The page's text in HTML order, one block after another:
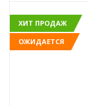
ХИТ ПРОДАЖ
ОЖИДАЕТСЯ